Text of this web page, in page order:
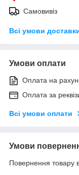
Самовивіз
Всі умови
Умови оплати
Оплата на
Оплата за
Всі умови оплати
Умови
Повернення товару